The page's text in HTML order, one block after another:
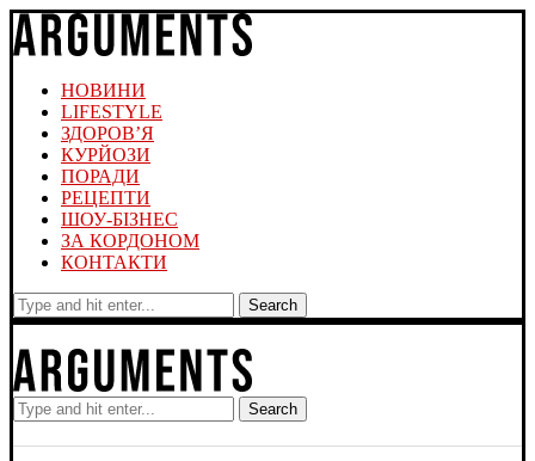
НОВИНИ
LIFESTYLE
ЗДОРОВ’Я
КУРЙОЗИ
ПОРАДИ
РЕЦЕПТИ
ШОУ-БІЗНЕС
ЗА КОРДОНОМ
КОНТАКТИ
Search
Search